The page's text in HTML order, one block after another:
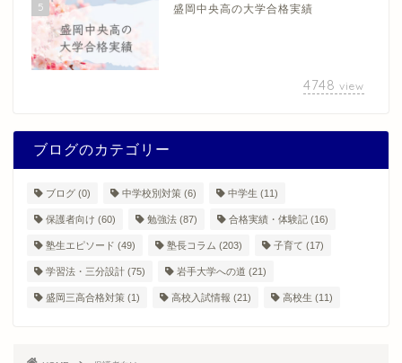
5 盛岡中央高の大学合格実績
4748 view
ブログのカテゴリー
ブログ (0) 中学校別対策 (6) 中学生 (11)
保護者向け (60) 勉強法 (87) 合格実績・体験記 (16)
塾生エピソード (49) 塾長コラム (203) 子育て (17)
学習法・三分設計 (75) 岩手大学への道 (21)
盛岡三高合格対策 (1) 高校入試情報 (21) 高校生 (11)